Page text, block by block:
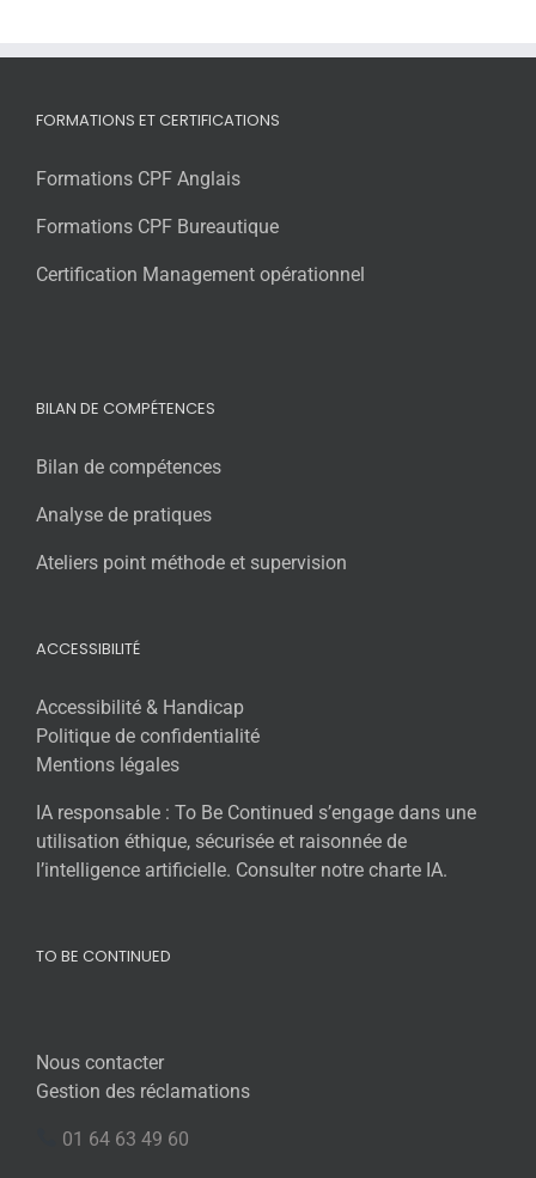
FORMATIONS ET CERTIFICATIONS
Formations CPF Anglais
Formations CPF Bureautique
Certification Management opérationnel
BILAN DE COMPÉTENCES
Bilan de compétences
Analyse de pratiques
Ateliers point méthode et supervision
ACCESSIBILITÉ
Accessibilité & Handicap
Politique de confidentialité
Mentions légales
IA responsable : To Be Continued s’engage dans une
utilisation éthique, sécurisée et raisonnée de
l’intelligence artificielle. Consulter notre charte IA.
TO BE CONTINUED
Nous contacter
Gestion des réclamations
01 64 63 49 60